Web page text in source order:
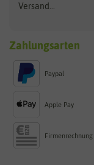
Versand...
Zahlungsarten
Paypal
Apple Pay
Firmenrechnung